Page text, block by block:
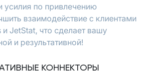
усилия по привлечению
взаимодействие с клиентами
и JetStat, что сделает вашу
и результативной!
КОННЕКТОРЫ